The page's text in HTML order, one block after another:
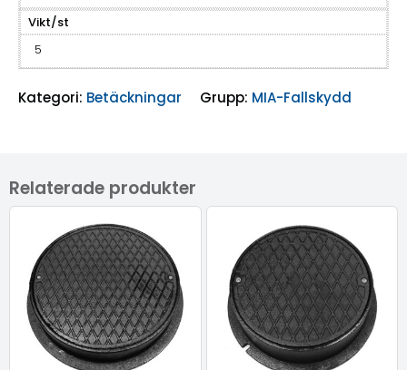
Vikt/st
5
Kategori: Betäckningar Grupp: MIA-Fallskydd
Relaterade produkter